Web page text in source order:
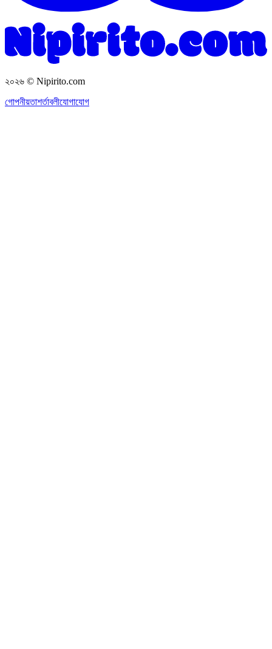
২০২৬ © Nipirito.com
গোপনীয়তাশর্তাবলীযোগাযোগ